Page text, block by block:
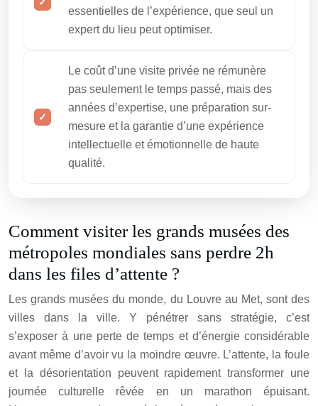
essentielles de l’expérience, que seul un
expert du lieu peut optimiser.
Le coût d’une visite privée ne rémunère
pas seulement le temps passé, mais des
années d’expertise, une préparation sur-
mesure et la garantie d’une expérience
intellectuelle et émotionnelle de haute
qualité.
Comment visiter les grands musées des
métropoles mondiales sans perdre 2h
dans les files d’attente ?
Les grands musées du monde, du Louvre au Met, sont des
villes dans la ville. Y pénétrer sans stratégie, c’est
s’exposer à une perte de temps et d’énergie considérable
avant même d’avoir vu la moindre œuvre. L’attente, la foule
et la désorientation peuvent rapidement transformer une
journée culturelle rêvée en un marathon épuisant.